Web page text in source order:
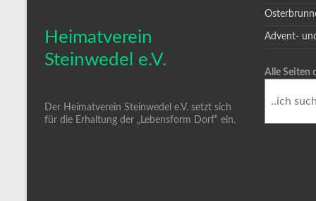
Heimatverein
Steinwedel e.V.
Der Heimatverein Steinwedel e.V. setzt sich
für die Erhaltung der „Lebensform Dorf“ ein.
Advent-
Alle Seiten